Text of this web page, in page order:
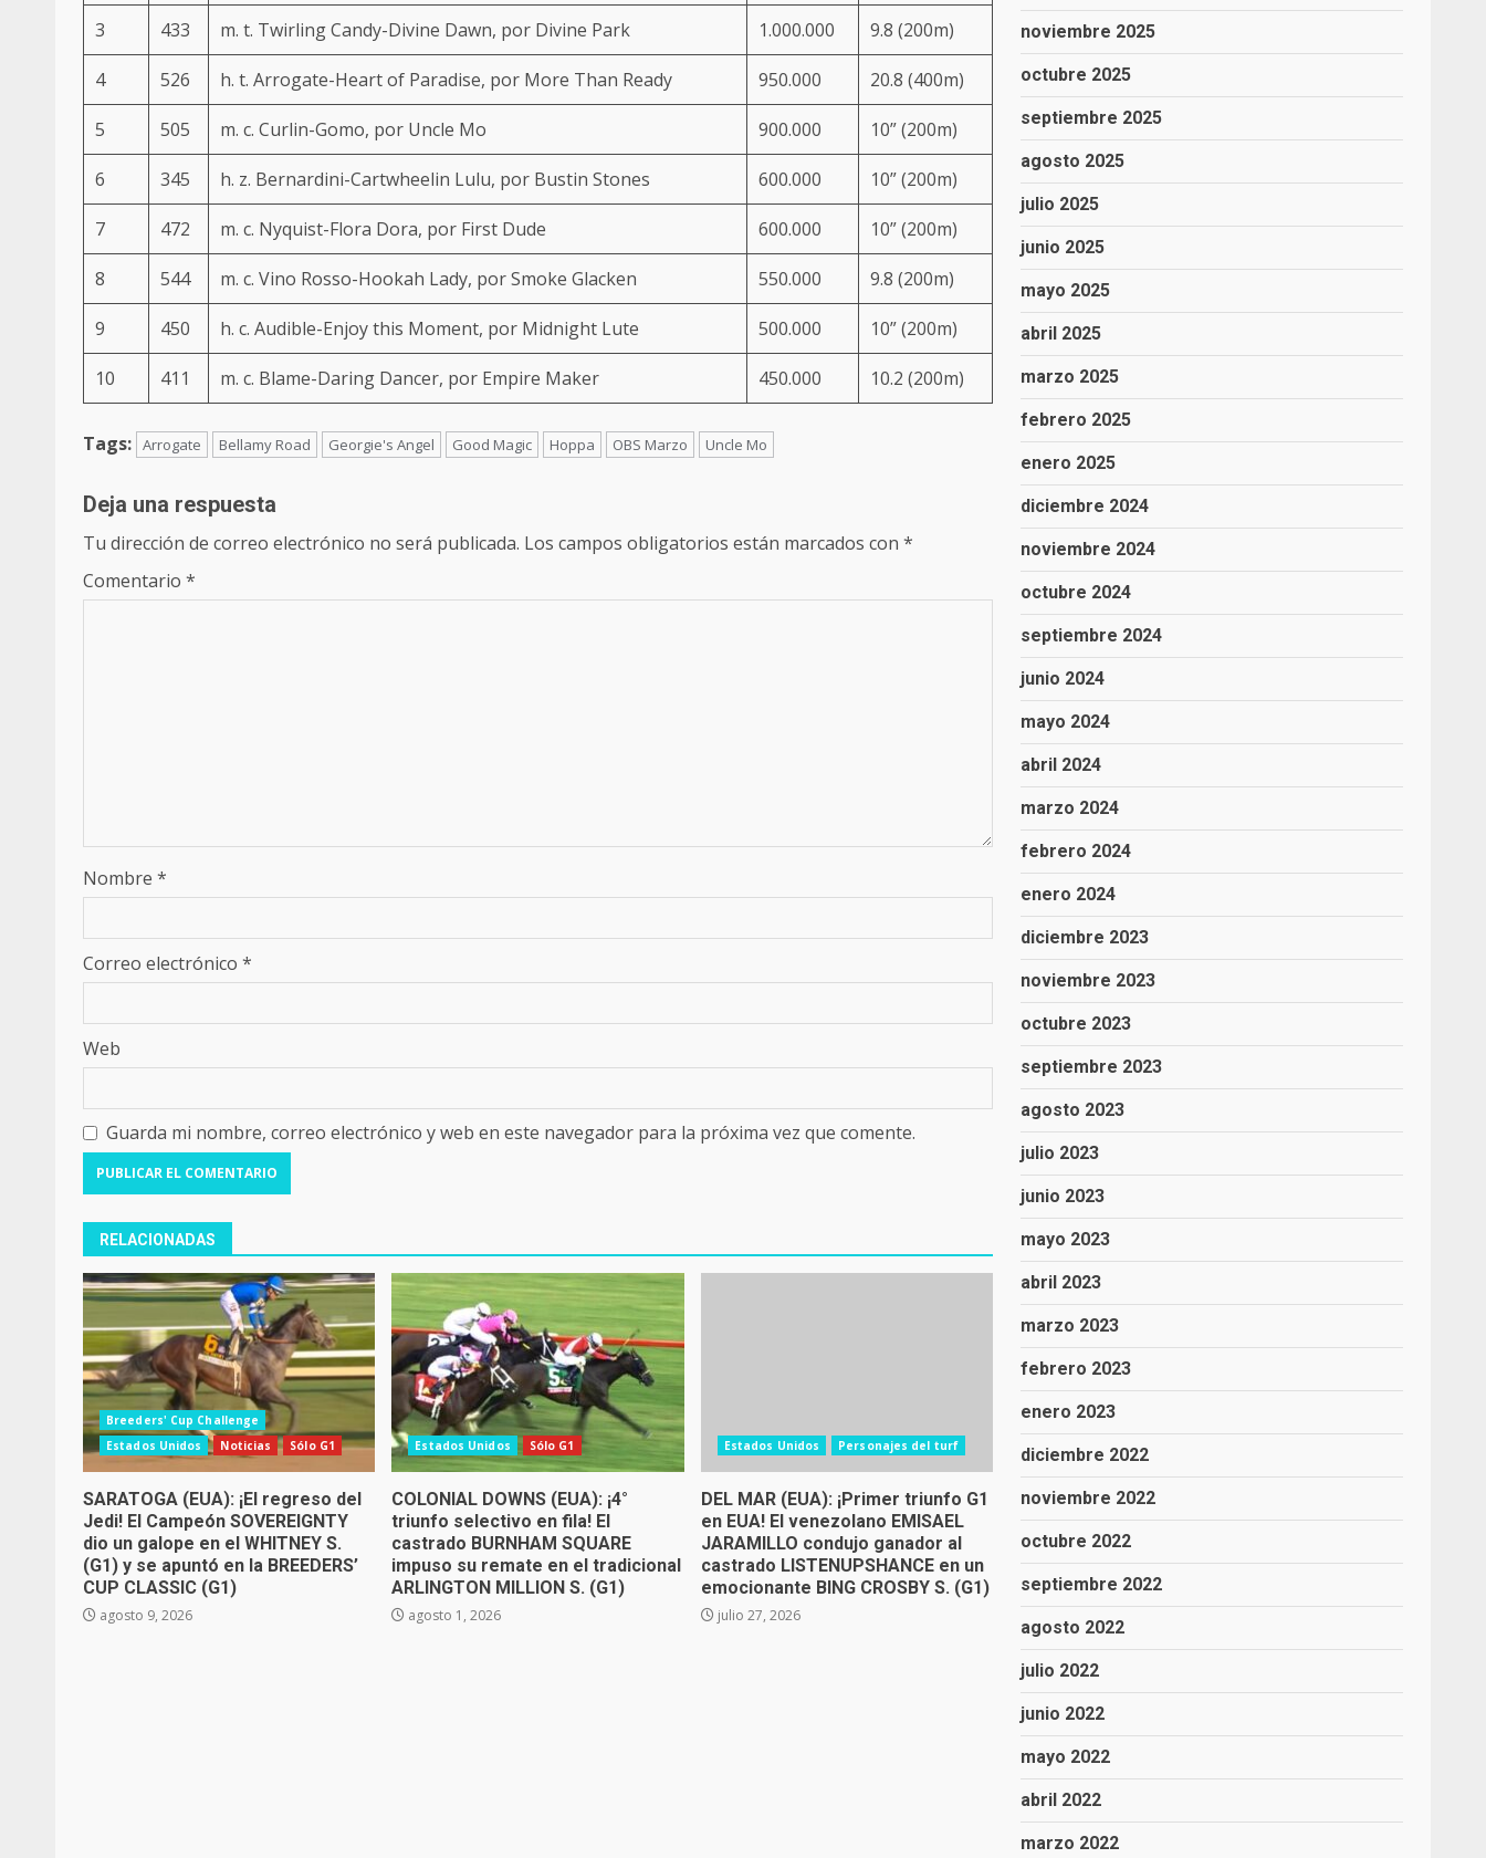
3 433 m. t. Twirling Candy-Divine Dawn, por Divine Park 1.000.000 9.8 (200m)
4 526 h. t. Arrogate-Heart of Paradise, por More Than Ready 950.000 20.8 (400m)
5 505 m. c. Curlin-Gomo, por Uncle Mo 900.000 10” (200m)
6 345 h. z. Bernardini-Cartwheelin Lulu, por Bustin Stones 600.000 10” (200m)
7 472 m. c. Nyquist-Flora Dora, por First Dude 600.000 10” (200m)
8 544 m. c. Vino Rosso-Hookah Lady, por Smoke Glacken 550.000 9.8 (200m)
9 450 h. c. Audible-Enjoy this Moment, por Midnight Lute 500.000 10” (200m)
10 411 m. c. Blame-Daring Dancer, por Empire Maker 450.000 10.2 (200m)
Tags: Arrogate Bellamy Road Georgie's Angel Good Magic Hoppa OBS Marzo Uncle Mo
Deja una respuesta
Tu dirección de correo electrónico no será publicada. Los campos obligatorios están marcados con *
Comentario *
Nombre *
Correo electrónico *
Web
Guarda mi nombre, correo electrónico y web en este navegador para la próxima vez que comente.
RELACIONADAS
Breeders' Cup Challenge
Estados Unidos
Noticias Sólo G1
SARATOGA (EUA): ¡El regreso del
Jedi! El Campeón SOVEREIGNTY
dio un galope en el WHITNEY S.
(G1) y se apuntó en la BREEDERS’
CUP CLASSIC (G1)
agosto 9, 2026
Estados Unidos Sólo G1
COLONIAL DOWNS (EUA): ¡4°
triunfo selectivo en fila! El
castrado BURNHAM SQUARE
impuso su remate en el tradicional
ARLINGTON MILLION S. (G1)
agosto 1, 2026
Estados Unidos Personajes del turf
DEL MAR (EUA): ¡Primer triunfo G1
en EUA! El venezolano EMISAEL
JARAMILLO condujo ganador al
castrado LISTENUPSHANCE en un
emocionante BING CROSBY S. (G1)
julio 27, 2026
noviembre 2025
octubre 2025
septiembre 2025
agosto 2025
julio 2025
junio 2025
mayo 2025
abril 2025
marzo 2025
febrero 2025
enero 2025
diciembre 2024
noviembre 2024
octubre 2024
septiembre 2024
junio 2024
mayo 2024
abril 2024
marzo 2024
febrero 2024
enero 2024
diciembre 2023
noviembre 2023
octubre 2023
septiembre 2023
agosto 2023
julio 2023
junio 2023
mayo 2023
abril 2023
marzo 2023
febrero 2023
enero 2023
diciembre 2022
noviembre 2022
octubre 2022
septiembre 2022
agosto 2022
julio 2022
junio 2022
mayo 2022
abril 2022
marzo 2022